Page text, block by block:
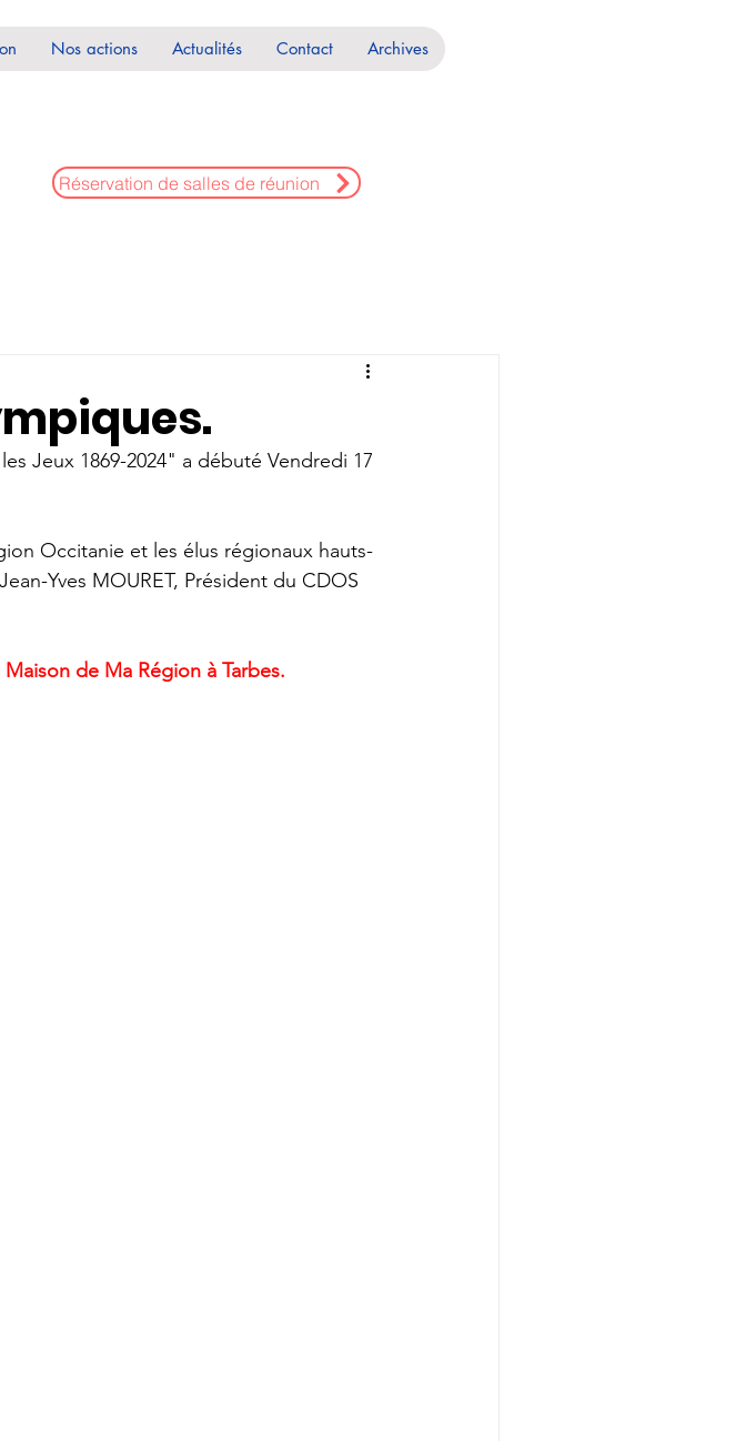
Nos actions Actualités Contact Archives
Réservation de salles de réunion
Jeux 1869-2024" a débuté Vendredi 17
Occitanie et les élus régionaux hauts-
Yves MOURET, Président du CDOS
de Ma Région à Tarbes.